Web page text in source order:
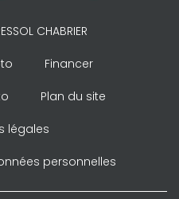
CHABRIER
Financer
Plan du site
légales
personnelles